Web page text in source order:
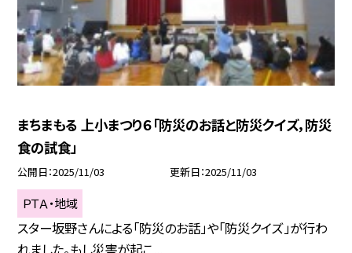
まちまもる 上小まつり６「防災のお話と防災クイズ，防災
食の試食」
公開日 2025/11/03 更新日 2025/11/03
ＰＴＡ・地域
スター坂野さんによる「防災のお話」や「防災クイズ」が行わ
れました。もし災害が起こ...